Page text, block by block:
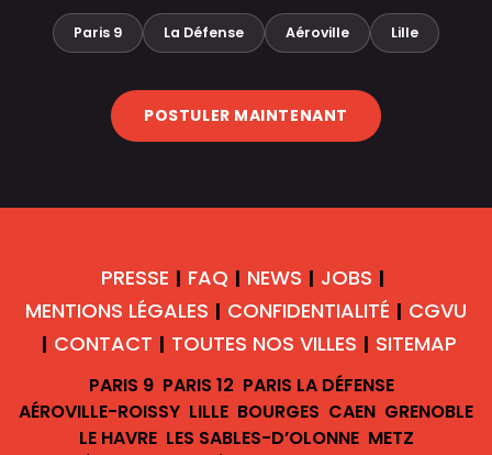
Paris 9 La Défense Aéroville Lille
POSTULER MAINTENANT
PRESSE | FAQ | NEWS | JOBS |
MENTIONS LÉGALES | CONFIDENTIALITÉ | CGVU
| CONTACT | TOUTES NOS VILLES | SITEMAP
PARIS 9 PARIS 12 PARIS LA DÉFENSE
AÉROVILLE-ROISSY LILLE BOURGES CAEN GRENOBLE
LE HAVRE LES SABLES-D’OLONNE METZ